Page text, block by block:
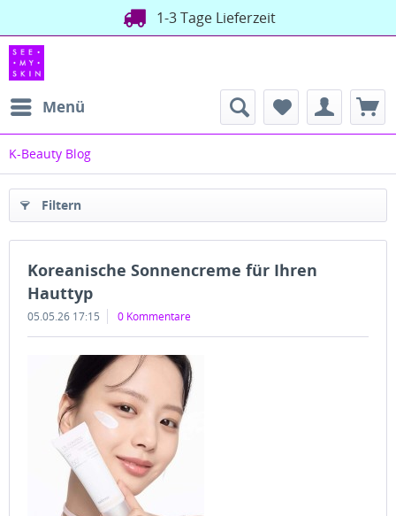
1-3 Tage Lieferzeit
Menü
K-Beauty Blog
Filtern
Koreanische Sonnencreme für Ihren
Hauttyp
05.05.26 17:15 0 Kommentare